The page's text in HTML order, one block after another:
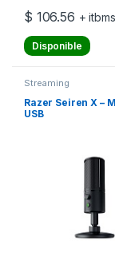
$ 106.56 + itbms
Disponible
Streaming
Razer Seiren X –
USB